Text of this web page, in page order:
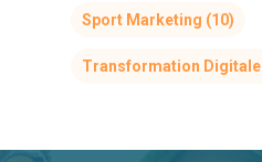
Sport Marketing (10)
Transformation Digitale